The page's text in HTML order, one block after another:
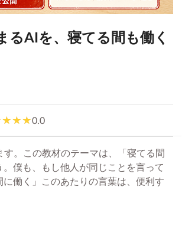
るAIを、寝てる間も働く
0.0
。この教材のテーマは、「寝てる間
僕も、もし他人が同じことを言って
働く」このあたりの言葉は、便利す